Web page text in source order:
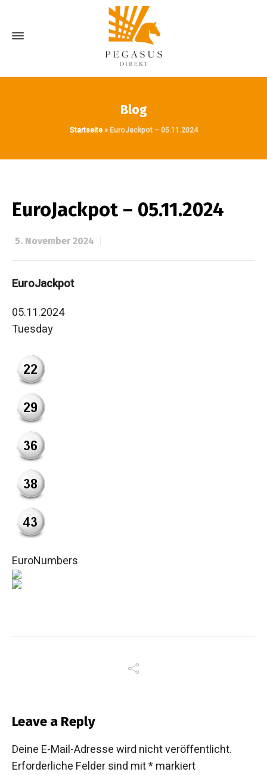
Blog
Startseite»EuroJackpot – 05.11.2024
EuroJackpot – 05.11.2024
5. November 2024
EuroJackpot
05.11.2024
Tuesday
EuroNumbers
Leave a Reply
Deine E-Mail-Adresse wird nicht veröffentlicht.
Erforderliche Felder sind mit*markiert